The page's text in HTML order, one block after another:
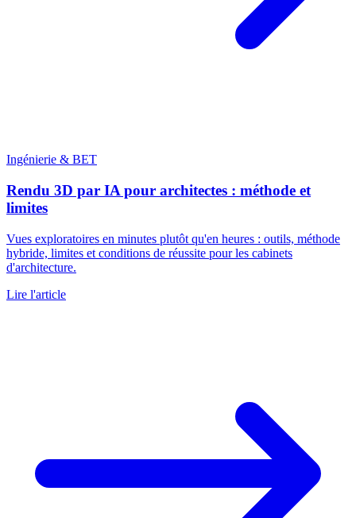
Ingénierie & BET
Rendu 3D par IA pour architectes : méthode et
limites
Vues exploratoires en minutes plutôt qu'en heures : outils, méthode
hybride, limites et conditions de réussite pour les cabinets
d'architecture.
Lire l'article